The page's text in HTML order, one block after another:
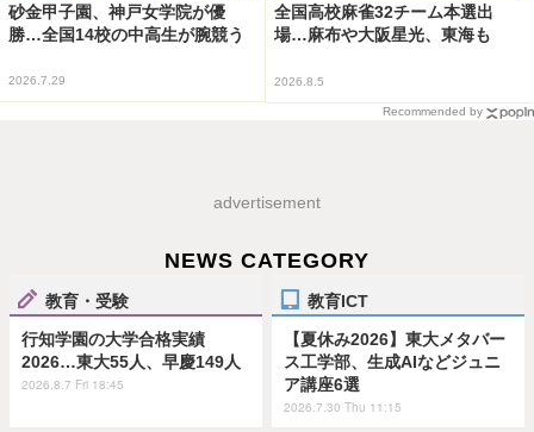
砂金甲子園、神戸女学院が優
勝…全国14校の中高生が腕競う
2026.7.29
全国高校麻雀32チーム本選出
場…麻布や大阪星光、東海も
2026.8.5
Recommended by
advertisement
NEWS CATEGORY
教育・受験
行知学園の大学合格実績
2026…東大55人、早慶149人
2026.8.7 Fri 18:45
教育ICT
【夏休み2026】東大メタバー
ス工学部、生成AIなどジュニ
ア講座6選
2026.7.30 Thu 11:15